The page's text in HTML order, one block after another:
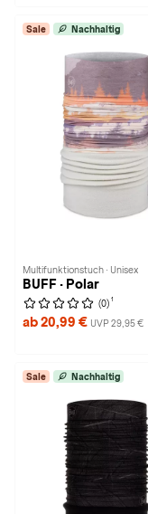
Sale Nachhaltig
Multifunktionstuch · Unisex
BUFF · Polar
(0) 1
ab 20,99 € UVP 29,95 €
Sale Nachhaltig